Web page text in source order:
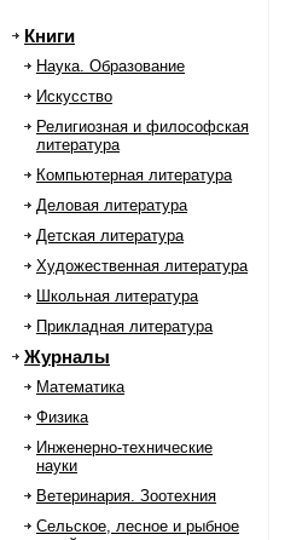
Книги
Наука. Образование
Искусство
Религиозная и философская
литература
Компьютерная литература
Деловая литература
Детская литература
Художественная литература
Школьная литература
Прикладная литература
Журналы
Математика
Физика
Инженерно-технические
науки
Ветеринария. Зоотехния
Сельское, лесное и рыбное